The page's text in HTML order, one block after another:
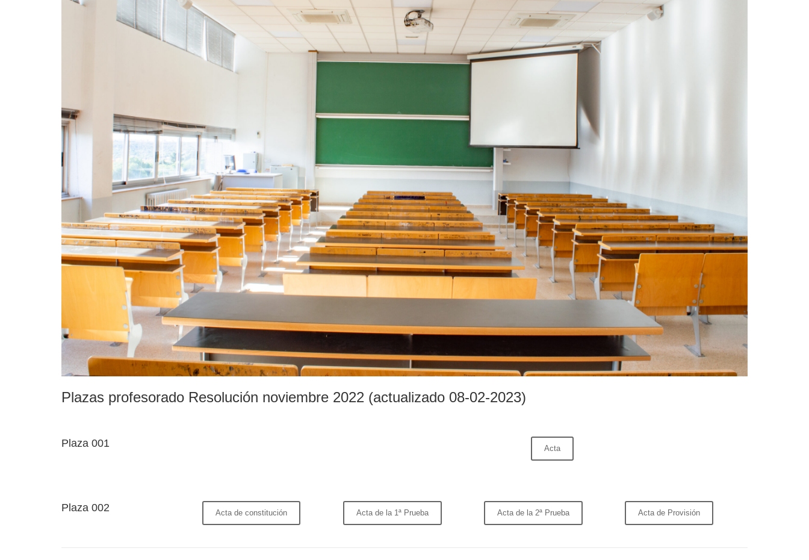
Plazas profesorado Resolución noviembre 2022 (actualizado 08-02-2023)
Plaza 001 Acta
Plaza 002 Acta de constitución Acta de la 1ª Prueba Acta de la 2ª Prueba Acta de Provisión